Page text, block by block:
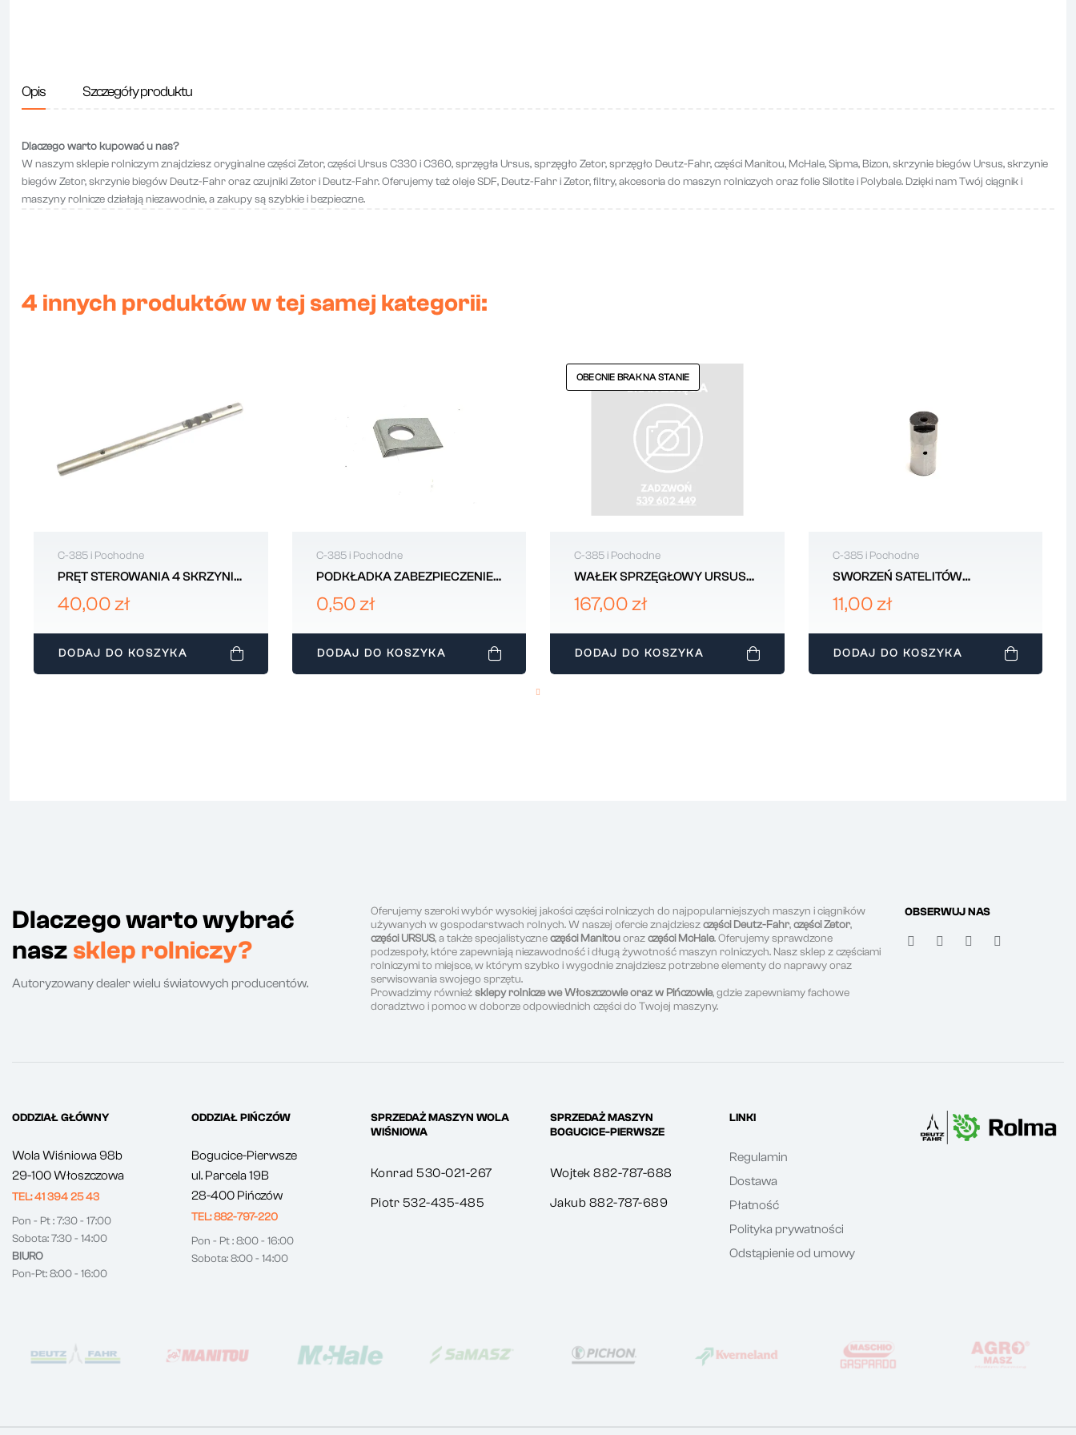
Opis Szczegóły produktu
Dlaczego warto kupować u nas?
W naszym sklepie rolniczym znajdziesz oryginalne części Zetor, części Ursus C330 i C360, sprzęgła Ursus, sprzęgło Zetor, sprzęgło Deutz-Fahr, części Manitou, McHale, Sipma, Bizon, skrzynie biegów Ursus, skrzynie
biegów Zetor, skrzynie biegów Deutz-Fahr oraz czujniki Zetor i Deutz-Fahr. Oferujemy też oleje SDF, Deutz-Fahr i Zetor, filtry, akcesoria do maszyn rolniczych oraz folie Silotite i Polybale. Dzięki nam Twój ciągnik i
maszyny rolnicze działają niezawodnie, a zakupy są szybkie i bezpieczne.
4 innych produktów w tej samej kategorii:
C-385 i Pochodne
PRĘT STEROWANIA 4 SKRZYNI
URSUS C385 80121143
40,00 zł
DODAJ DO KOSZYKA
C-385 i Pochodne
PODKŁADKA ZABEZPIECZENIE
STOPY GŁÓWNEJ WAŁU URSUS
C385 80002031
0,50 zł
DODAJ DO KOSZYKA
OBECNIE BRAK NA STANIE
C-385 i Pochodne
WAŁEK SPRZĘGŁOWY URSUS
C385 80126098
167,00 zł
DODAJ DO KOSZYKA
C-385 i Pochodne
SWORZEŃ SATELITÓW
WZMACNIACZA URSUS C385
80126103
11,00 zł
DODAJ DO KOSZYKA
Dlaczego warto wybrać
nasz sklep rolniczy?
Autoryzowany dealer wielu światowych producentów.
Oferujemy szeroki wybór wysokiej jakości części rolniczych do najpopularniejszych maszyn i ciągników
używanych w gospodarstwach rolnych. W naszej ofercie znajdzieszczęści Deutz-Fahr,części Zetor,
części URSUS, a także specjalistyczneczęści Manitouorazczęści McHale. Oferujemy sprawdzone
podzespoły, które zapewniają niezawodność i długą żywotność maszyn rolniczych. Nasz sklep z częściami
rolniczymi to miejsce, w którym szybko i wygodnie znajdziesz potrzebne elementy do naprawy oraz
serwisowania swojego sprzętu.
Prowadzimy równieżsklepy rolnicze we Włoszczowie oraz w Pińczowie, gdzie zapewniamy fachowe
doradztwo i pomoc w doborze odpowiednich części do Twojej maszyny.
OBSERWUJ NAS
ODDZIAŁ GŁÓWNY
Wola Wiśniowa 98b
29-100 Włoszczowa
TEL: 41 394 25 43
Pon - Pt : 7:30 - 17:00
Sobota: 7:30 - 14:00
BIURO
Pon-Pt: 8:00 - 16:00
ODDZIAŁ PIŃCZÓW
Bogucice-Pierwsze
ul. Parcela 19B
28-400 Pińczów
TEL: 882-797-220
Pon - Pt : 8:00 - 16:00
Sobota: 8:00 - 14:00
SPRZEDAŻ MASZYN WOLA
WIŚNIOWA
Konrad 530-021-267
Piotr 532-435-485
SPRZEDAŻ MASZYN
BOGUCICE-PIERWSZE
Wojtek 882-787-688
Jakub 882-787-689
LINKI
Regulamin
Dostawa
Płatność
Polityka prywatności
Odstąpienie od umowy